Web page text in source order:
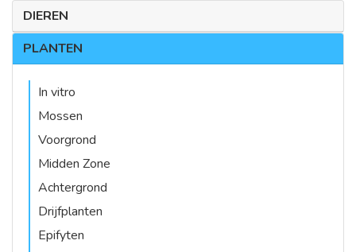
DIEREN
PLANTEN
In vitro
Mossen
Voorgrond
Midden Zone
Achtergrond
Drijfplanten
Epifyten